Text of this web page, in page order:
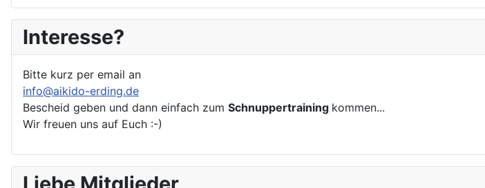
Interesse?
Bitte kurz per email an
info@aikido-erding.de
Bescheid geben und dann einfach zum Schnuppertraining kommen...
Wir freuen uns auf Euch :-)